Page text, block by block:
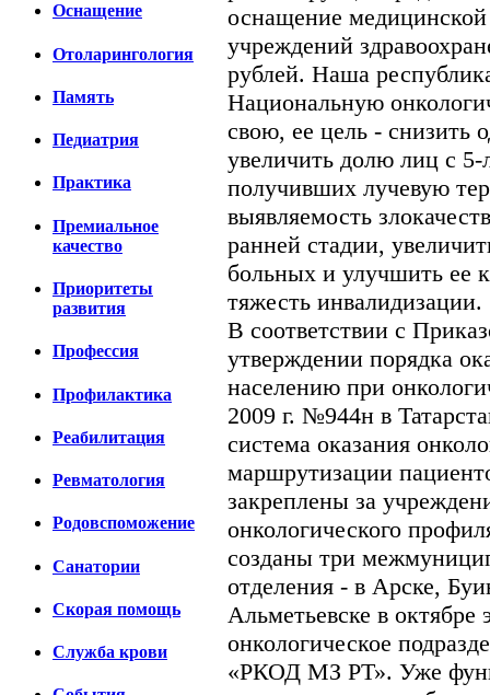
Оснащение
Отоларингология
Память
Педиатрия
Практика
Премиальное
качество
Приоритеты
развития
Профессия
Профилактика
Реабилитация
Ревматология
Родовспоможение
Санатории
Скорая помощь
Cлужба крови
оснащение
учреждений
рублей. Наша
Национальную
свою, ее цель - снизить
увеличить долю лиц с
получивших лучевую
выявляемость
ранней стадии,
больных и улучшить ее
тяжесть инвалидизации.
В соответствии с
утверждении порядка
населению при
2009 г. №944н в
система оказания
маршрутизации
закреплены за
онкологического
созданы три
отделения - в Арске,
Альметьевске в октябре
онкологическое
«РКОД МЗ РТ». Уже